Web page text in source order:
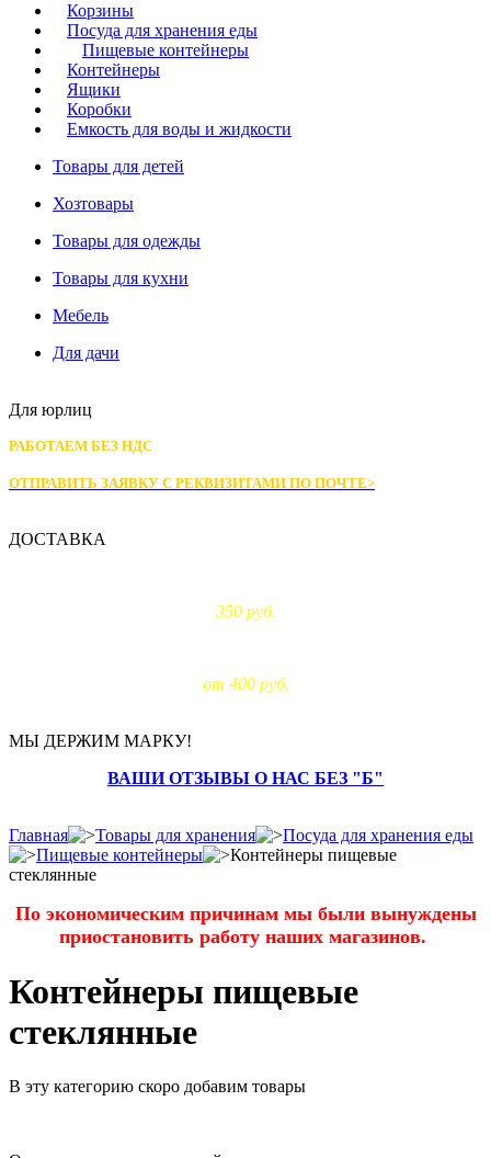
Корзины
Посуда для хранения еды
Пищевые контейнеры
Контейнеры
Ящики
Коробки
Емкость для воды и жидкости
Товары для детей
Хозтовары
Товары для одежды
Товары для кухни
Мебель
Для дачи
Для юрлиц
РАБОТАЕМ БЕЗ НДС
ОТПРАВИТЬ ЗАЯВКУ С РЕКВИЗИТАМИ ПО ПОЧТЕ>
ДОСТАВКА
350 руб.
от 400 руб.
МЫ ДЕРЖИМ МАРКУ!
ВАШИ ОТЗЫВЫ О НАС БЕЗ "Б"
Главная Товары для хранения
Посуда для хранения еды
Пищевые контейнеры
Контейнеры пищевые
стеклянные
По экономическим причинам мы были вынуждены
приостановить работу наших магазинов.
Контейнеры пищевые
стеклянные
В эту категорию скоро добавим товары